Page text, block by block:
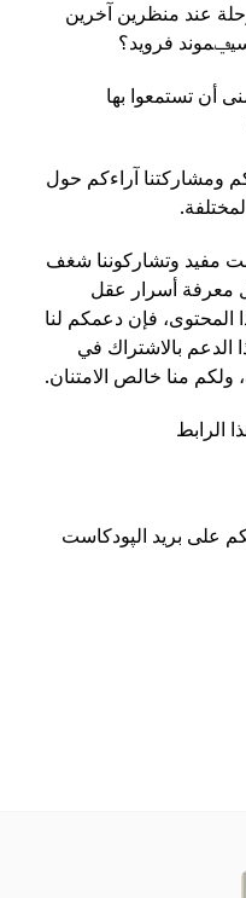
عند منظرين آخرين
فرويد؟
أن تستمعوا بها
ومشاركتنا آراءكم حول
مفيد وتشاركوننا شغف
معرفة أسرار عقل
المحتوى، فإن دعمكم لنا
الدعم بالاشتراك في
ولكم منا خالص الامتنان.
الرابط
على بريد الپودكاست